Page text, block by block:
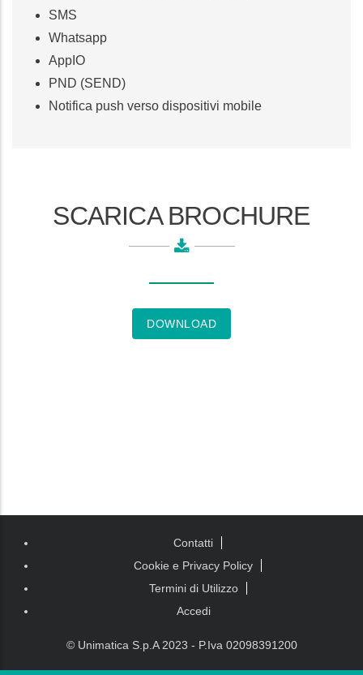
SMS
Whatsapp
AppIO
PND (SEND)
Notifica push verso dispositivi mobile
SCARICA BROCHURE
DOWNLOAD
Piè di
Contatti
Cookie e Privacy Policy
Termini di Utilizzo
Accedi
© Unimatica S.p.A 2023 - P.Iva 02098391200